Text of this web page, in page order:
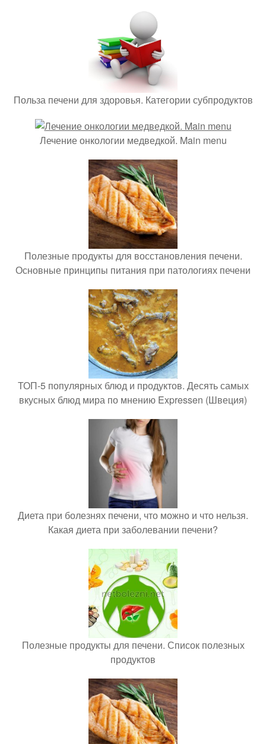
Польза печени для здоровья. Категории субпродуктов
Лечение онкологии медведкой. Main menu
Полезные продукты для восстановления печени.
Основные принципы питания при патологиях печени
ТОП-5 популярных блюд и продуктов. Десять самых
вкусных блюд мира по мнению Expressen (Швеция)
Диета при болезнях печени, что можно и что нельзя.
Какая диета при заболевании печени?
Полезные продукты для печени. Список полезных
продуктов